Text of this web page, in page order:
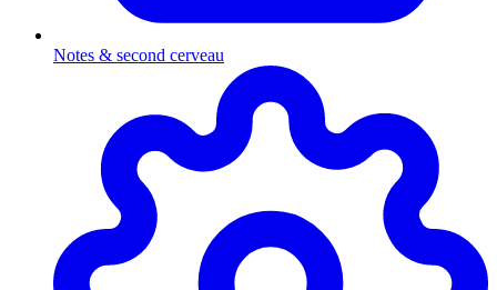
Notes & second cerveau